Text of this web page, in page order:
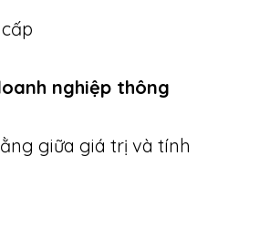
nghiệp thông
giữa giá trị và tính